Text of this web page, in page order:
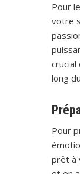
Pour
votre
long
Pour
prêt à